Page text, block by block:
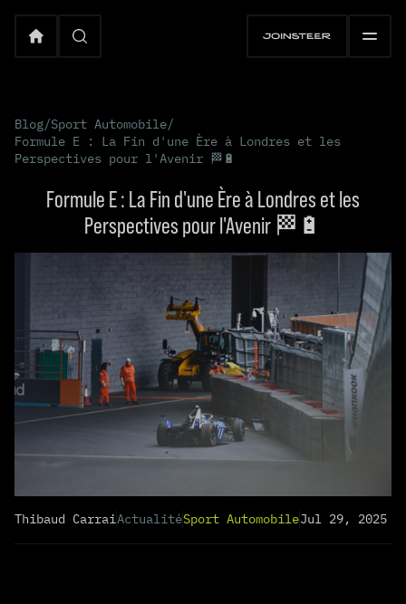
Blog/Sport Automobile/
Formule E : La Fin d'une Ère à Londres et les
Perspectives pour l'Avenir 🏁🔋
Formule E : La Fin d'une Ère à Londres et les
Perspectives pour l'Avenir 🏁🔋
Thibaud CarraiActualitéSport AutomobileJul 29, 2025